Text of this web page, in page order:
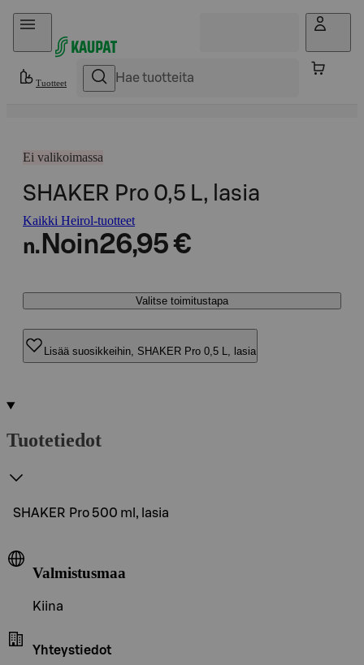
Hyppää sisältöön
Tuotteet
Ei valikoimassa
SHAKER Pro 0,5 L, lasia
Kaikki Heirol-tuotteet
n. Noin26,95 €
Valitse toimitustapa
Lisää suosikkeihin, SHAKER Pro 0,5 L, lasia
Tuotetiedot
SHAKER Pro 500 ml, lasia
Valmistusmaa
Kiina
Yhteystiedot